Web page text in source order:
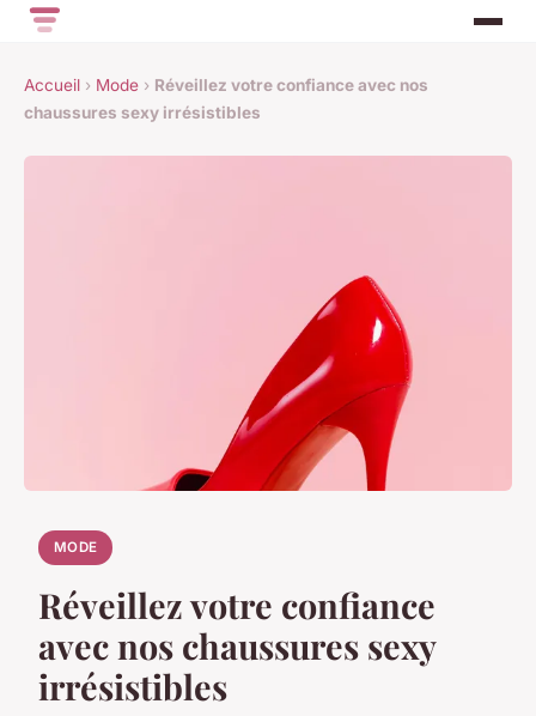
Accueil › Mode › Réveillez votre confiance avec nos
chaussures sexy irrésistibles
MODE
Réveillez votre confiance
avec nos chaussures sexy
irrésistibles